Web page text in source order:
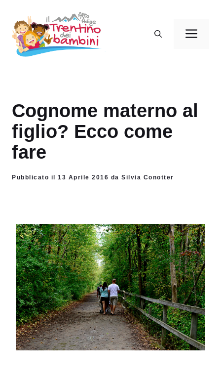
contenuto
Cognome materno al
figlio? Ecco come
fare
Pubblicato il 13 Aprile 2016 da Silvia Conotter